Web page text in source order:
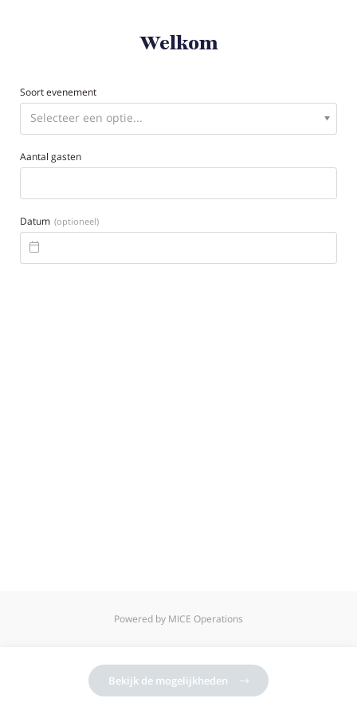
Welkom
Soort evenement
Aantal gasten
Datum (optioneel)

Powered by MICE Operations
Bekijk de mogelijkheden